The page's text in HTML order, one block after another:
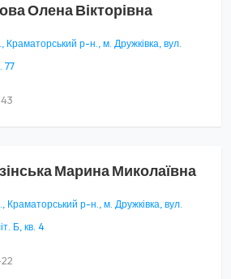
Олена Вікторівна
Краматорський р-н., м. Дружківка, вул.
77
Марина Миколаївна
Краматорський р-н., м. Дружківка, вул.
Б, кв. 4